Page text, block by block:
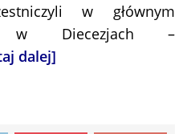
w głównym
w Diecezjach –
dalej]